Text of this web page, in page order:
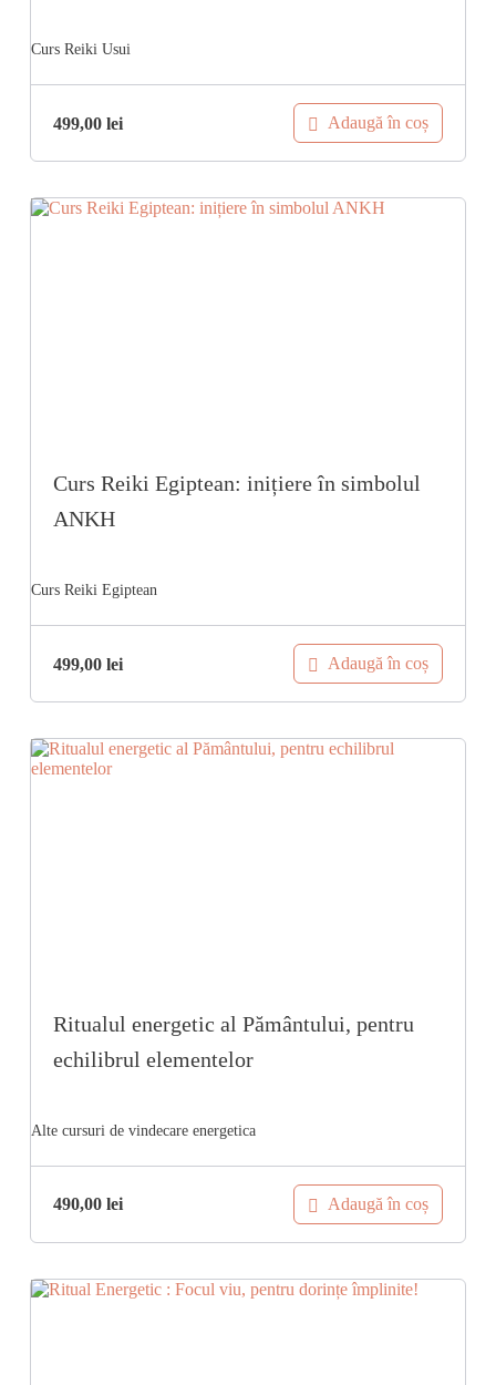
499,00 lei Adaugă în coș
Curs Reiki Egiptean: inițiere în simbolul
ANKH
499,00 lei Adaugă în coș
Ritualul energetic al Pământului, pentru
echilibrul elementelor
490,00 lei Adaugă în coș